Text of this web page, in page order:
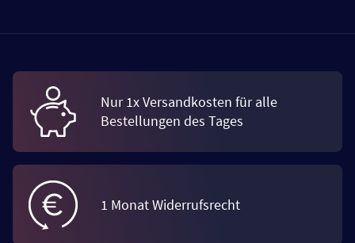
Nur 1x Versandkosten für alle
Bestellungen des Tages
1 Monat Widerrufsrecht